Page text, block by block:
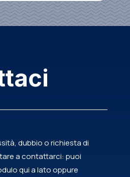
dubbio o richiesta di
a contattarci: puoi
qui a lato oppure